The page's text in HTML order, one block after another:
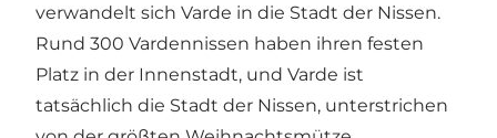
verwandelt sich Varde in die Stadt der Nissen.
Rund 300 Vardennissen haben ihren festen
Platz in der Innenstadt, und Varde ist
tatsächlich die Stadt der Nissen, unterstrichen